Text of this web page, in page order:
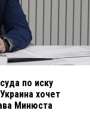
по иску
хочет
Минюста